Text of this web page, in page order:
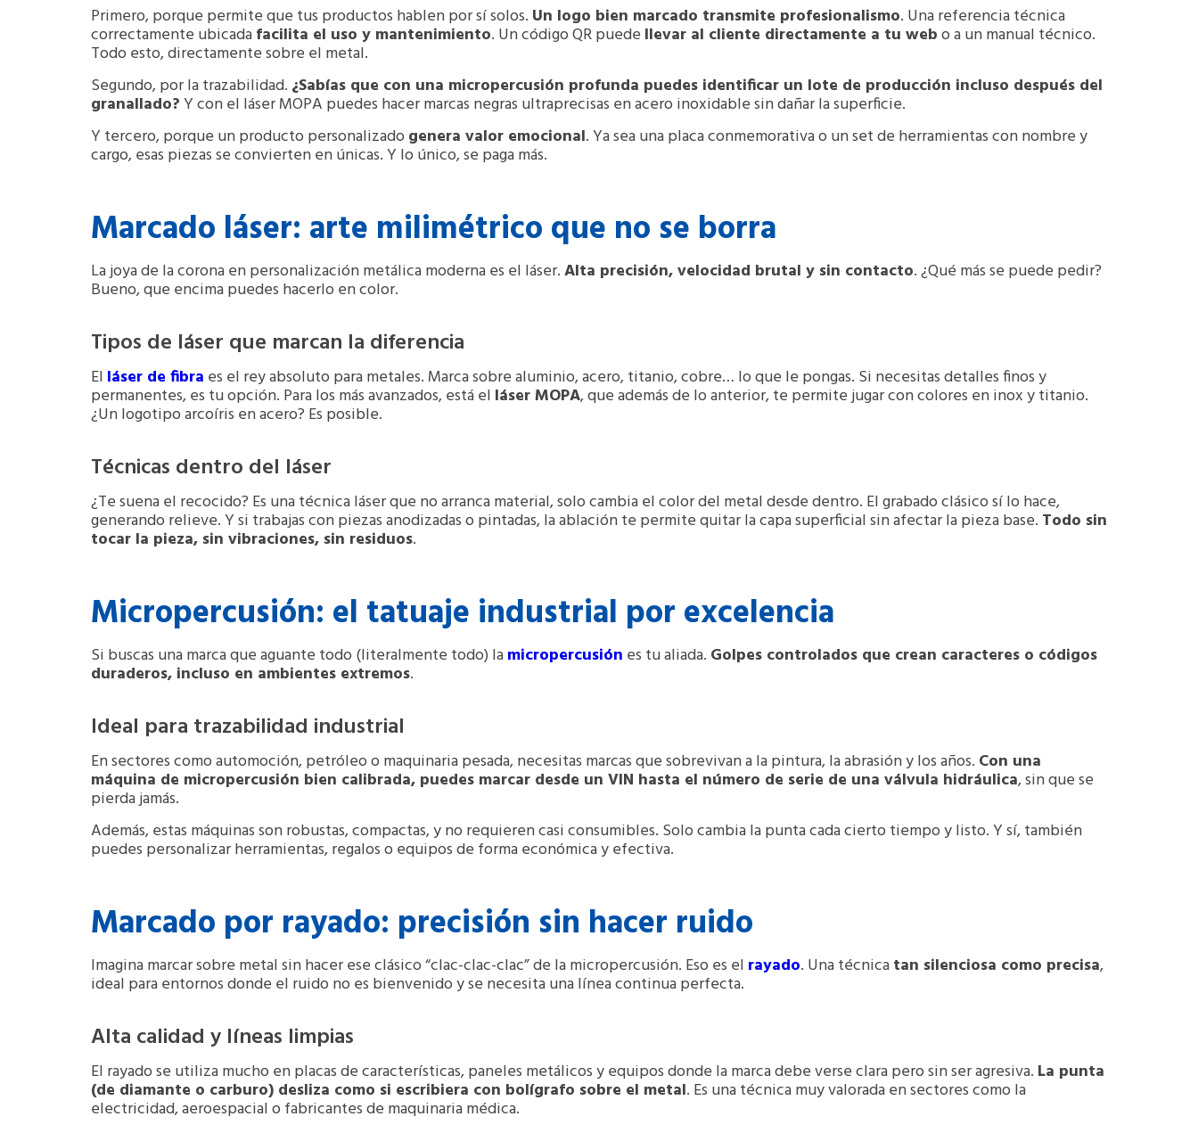
Primero, porque permite que tus productos hablen por sí solos. Un logo bien marcado transmite profesionalismo. Una referencia técnica
correctamente ubicadafacilita el uso y mantenimiento. Un código QR puede llevar al cliente directamente a tu webo a un manual técnico.
Todo esto, directamente sobre el metal.
Segundo, por la trazabilidad. ¿Sabías que con una micropercusión profunda puedes identificar un lote de producción incluso después del
granallado?Y con el láser MOPA puedes hacer marcas negras ultraprecisas en acero inoxidable sin dañar la superficie.
Y tercero, porque un producto personalizado genera valor emocional. Ya sea una placa conmemorativa o un set de herramientas con nombre y
cargo, esas piezas se convierten en únicas.Y lo único, se paga más.
Marcado láser: arte milimétrico que no se borra
La joya de la corona en personalización metálica moderna es el láser.Alta precisión, velocidad brutal y sin contacto. ¿Qué más se puede pedir?
Bueno, que encima puedes hacerlo en color.
Tipos de láser que marcan la diferencia
El láser de fibra es el rey absoluto para metales. Marca sobre aluminio, acero, titanio, cobre… lo que le pongas. Si necesitas detalles finos y
permanentes, es tu opción. Para los más avanzados, está el láser MOPA, que además de lo anterior, te permite jugar con colores en inox y titanio.
¿Un logotipo arcoíris en acero? Es posible.
Técnicas dentro del láser
¿Te suena el recocido? Es una técnica láser que no arranca material, solo cambia el color del metal desde dentro. El grabado clásico sí lo hace,
generando relieve. Y si trabajas con piezas anodizadas o pintadas, la ablación te permite quitar la capa superficial sin afectar la pieza base. Todo sin
tocar la pieza, sin vibraciones, sin residuos.
Micropercusión: el tatuaje industrial por excelencia
Si buscas una marca que aguante todo (literalmente todo) lamicropercusión es tu aliada. Golpes controlados que crean caracteres o códigos
duraderos, incluso en ambientes extremos.
Ideal para trazabilidad industrial
En sectores como automoción, petróleo o maquinaria pesada, necesitas marcas que sobrevivan a la pintura, la abrasión y los años. Con una
máquina de micropercusión bien calibrada, puedes marcar desde un VIN hasta el número de serie de una válvula hidráulica, sin que se
pierda jamás.
Además, estas máquinas son robustas, compactas, y no requieren casi consumibles. Solo cambia la punta cada cierto tiempo y listo. Y sí, también
puedes personalizar herramientas, regalos o equipos de forma económica y efectiva.
Marcado por rayado: precisión sin hacer ruido
Imagina marcar sobre metal sin hacer ese clásico “clac-clac-clac” de la micropercusión. Eso es el rayado. Una técnicatan silenciosa como precisa,
ideal para entornos donde el ruido no es bienvenido y se necesita una línea continua perfecta.
Alta calidad y líneas limpias
El rayado se utiliza mucho en placas de características, paneles metálicos y equipos donde la marca debe verse clara pero sin ser agresiva. La punta
(de diamante o carburo) desliza como si escribiera con bolígrafo sobre el metal. Es una técnica muy valorada en sectores como la
electricidad, aeroespacial o fabricantes de maquinaria médica.